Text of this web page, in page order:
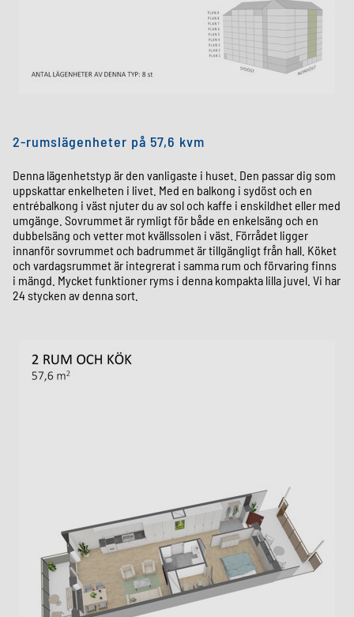
2-rumslägenheter på 57,6 kvm
Denna lägenhetstyp är den vanligaste i huset. Den passar dig som
uppskattar enkelheten i livet. Med en balkong i sydöst och en
entrébalkong i väst njuter du av sol och kaffe i enskildhet eller med
umgänge. Sovrummet är rymligt för både en enkelsäng och en
dubbelsäng och vetter mot kvällssolen i väst. Förrådet ligger
innanför sovrummet och badrummet är tillgängligt från hall. Köket
och vardagsrummet är integrerat i samma rum och förvaring finns
i mängd. Mycket funktioner ryms i denna kompakta lilla juvel. Vi har
24 stycken av denna sort.